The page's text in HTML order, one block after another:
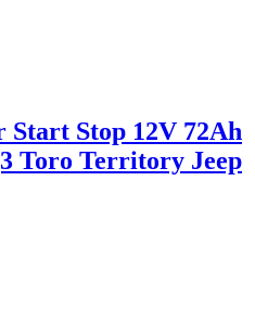
Stop 12V 72Ah
Toro Territory Jeep